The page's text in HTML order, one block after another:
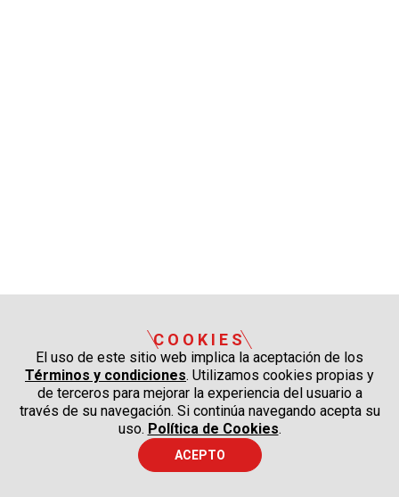
COOKIES
El uso de este sitio web implica la aceptación de los
Términos y condiciones. Utilizamos cookies propias y
de terceros para mejorar la experiencia del usuario a
través de su navegación. Si continúa navegando acepta su
uso. Política de Cookies.
ACEPTO